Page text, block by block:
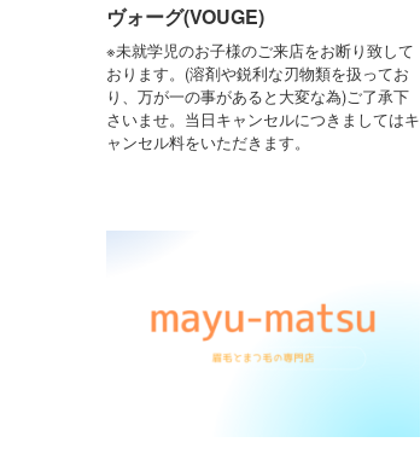
ヴォーグ(VOUGE)
※未就学児のお子様のご来店をお断り致して
おります。(溶剤や鋭利な刃物類を扱ってお
り、万が一の事があると大変な為)ご了承下
さいませ。当日キャンセルにつきましてはキ
ャンセル料をいただきます。